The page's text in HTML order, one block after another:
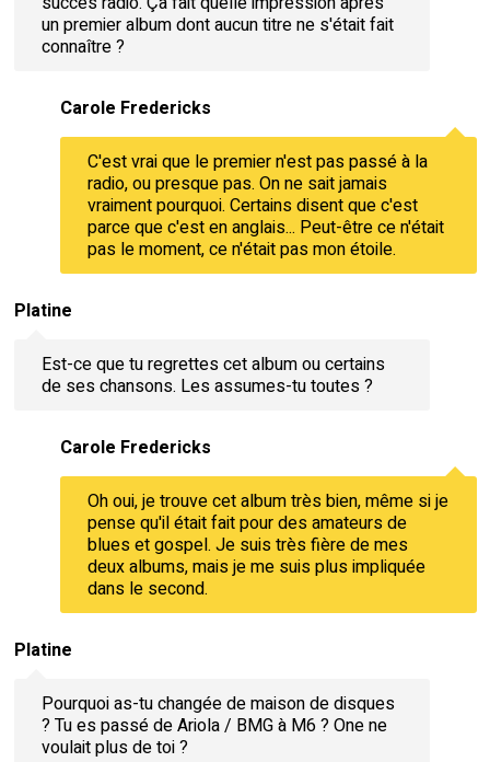
un premier album dont aucun titre ne s'était fait
connaître ?
Carole Fredericks
C'est vrai que le premier n'est pas passé à la
radio, ou presque pas. On ne sait jamais
vraiment pourquoi. Certains disent que c'est
parce que c'est en anglais... Peut-être ce n'était
pas le moment, ce n'était pas mon étoile.
Platine
Est-ce que tu regrettes cet album ou certains
de ses chansons. Les assumes-tu toutes ?
Carole Fredericks
Oh oui, je trouve cet album très bien, même si je
pense qu'il était fait pour des amateurs de
blues et gospel. Je suis très fière de mes
deux albums, mais je me suis plus impliquée
dans le second.
Platine
Pourquoi as-tu changée de maison de disques
? Tu es passé de Ariola / BMG à M6 ? One ne
voulait plus de toi ?